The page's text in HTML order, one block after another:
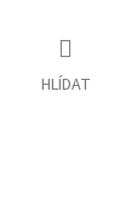
HLÍDAT